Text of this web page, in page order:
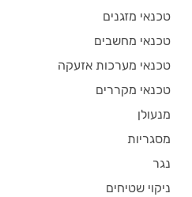
טכנאי מזגנים
טכנאי מחשבים
טכנאי מערכות אזעקה
טכנאי מקררים
מנעולן
מסגריות
נגר
ניקוי שטיחים